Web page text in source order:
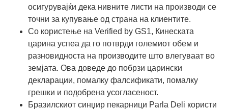
осигурувајќи дека нивните листи на производи се
точни за купување од страна на клиентите.
Со користење на Verified by GS1, Кинеската
царина успеа да го потврди големиот обем и
разновидноста на производите што влегуваат во
земјата. Ова доведе до побрзи царински
декларации, помалку фалсификати, помалку
грешки и подобрена усогласеност.
Бразилскиот синџир пекарници Parla Deli користи